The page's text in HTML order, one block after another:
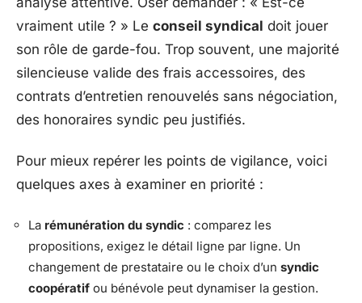
vraiment utile ? » Le conseil syndical doit jouer
son rôle de garde-fou. Trop souvent, une majorité
silencieuse valide des frais accessoires, des
contrats d’entretien renouvelés sans négociation,
des honoraires syndic peu justifiés.
Pour mieux repérer les points de vigilance, voici
quelques axes à examiner en priorité :
La rémunération du syndic : comparez les
propositions, exigez le détail ligne par ligne. Un
changement de prestataire ou le choix d’un syndic
coopératif ou bénévole peut dynamiser la gestion.